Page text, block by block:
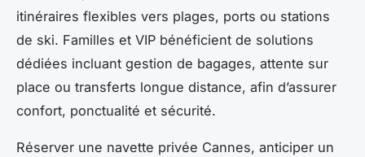
itinéraires flexibles vers plages, ports ou stations
de ski. Familles et VIP bénéficient de solutions
dédiées incluant gestion de bagages, attente sur
place ou transferts longue distance, afin d’assurer
confort, ponctualité et sécurité.
Réserver une navette privée Cannes, anticiper un